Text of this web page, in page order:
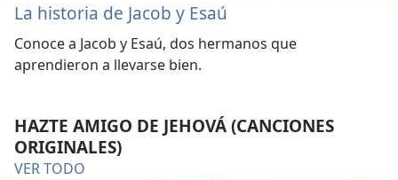
La historia de Jacob y Esaú
Conoce a Jacob y Esaú, dos hermanos que
aprendieron a llevarse bien.
HAZTE AMIGO DE JEHOVÁ (CANCIONES
ORIGINALES)
VER TODO